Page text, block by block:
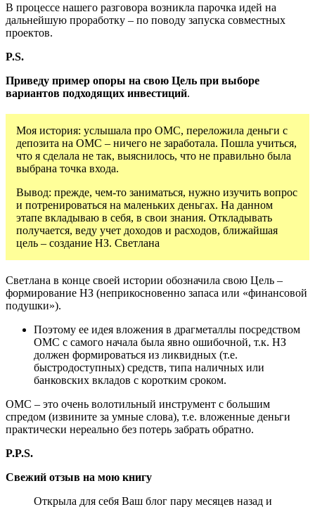
В процессе нашего разговора возникла парочка идей на
дальнейшую проработку – по поводу запуска совместных
проектов.
P.S.
Приведу пример опоры на свою Цель при выборе
вариантов подходящих инвестиций.
Моя история: услышала про ОМС, переложила деньги с
депозита на ОМС – ничего не заработала. Пошла учиться,
что я сделала не так, выяснилось, что не правильно была
выбрана точка входа.
Вывод: прежде, чем-то заниматься, нужно изучить вопрос
и потренироваться на маленьких деньгах. На данном
этапе вкладываю в себя, в свои знания. Откладывать
получается, веду учет доходов и расходов, ближайшая
цель – создание НЗ. Светлана
Светлана в конце своей истории обозначила свою Цель –
формирование НЗ (неприкосновенно запаса или «финансовой
подушки»).
Поэтому ее идея вложения в драгметаллы посредством
ОМС с самого начала была явно ошибочной, т.к. НЗ
должен формироваться из ликвидных (т.е.
быстродоступных) средств, типа наличных или
банковских вкладов с коротким сроком.
ОМС – это очень волотильный инструмент с большим
спредом (извините за умные слова), т.е. вложенные деньги
практически нереально без потерь забрать обратно.
P.P.S.
Свежий отзыв на мою книгу
Открыла для себя Ваш блог пару месяцев назад и